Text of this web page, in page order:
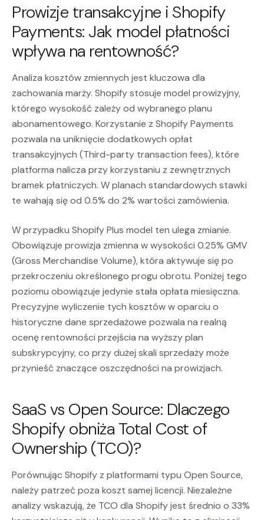
Prowizje transakcyjne i Shopify
Payments: Jak model płatności
wpływa na rentowność?
Analiza kosztów zmiennych jest kluczowa dla
zachowania marży. Shopify stosuje model prowizyjny,
którego wysokość zależy od wybranego planu
abonamentowego. Korzystanie z Shopify Payments
pozwala na uniknięcie dodatkowych opłat
transakcyjnych (Third-party transaction fees), które
platforma nalicza przy korzystaniu z zewnętrznych
bramek płatniczych. W planach standardowych stawki
te wahają się od 0.5% do 2% wartości zamówienia.
W przypadku Shopify Plus model ten ulega zmianie.
Obowiązuje prowizja zmienna w wysokości 0.25% GMV
(Gross Merchandise Volume), która aktywuje się po
przekroczeniu określonego progu obrotu. Poniżej tego
poziomu obowiązuje jedynie stała opłata miesięczna.
Precyzyjne wyliczenie tych kosztów w oparciu o
historyczne dane sprzedażowe pozwala na realną
ocenę rentowności przejścia na wyższy plan
subskrypcyjny, co przy dużej skali sprzedaży może
przynieść znaczące oszczędności na prowizjach.
SaaS vs Open Source: Dlaczego
Shopify obniża Total Cost of
Ownership (TCO)?
Porównując Shopify z platformami typu Open Source,
należy patrzeć poza koszt samej licencji. Niezależne
analizy wskazują, że TCO dla Shopify jest średnio o 33%